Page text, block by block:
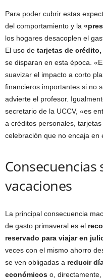
Para poder cubrir estas
del comportamiento y la
los hogares desacoplen el
El uso de tarjetas de
se disparan en esta época.
suavizar el impacto a corto
financieros importantes si no
advierte el profesor.
secretario de la UCCV, «es
a créditos personales,
celebración que no encaja en
Consecuencias
vacaciones
La principal consecuencia
de gasto primaveral es el
reservado para viajar en
veces con el mismo ahorro
se ven obligadas a reducir
económicos o, directamente,